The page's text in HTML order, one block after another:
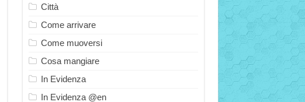
Città
Come arrivare
Come muoversi
Cosa mangiare
In Evidenza
In Evidenza @en